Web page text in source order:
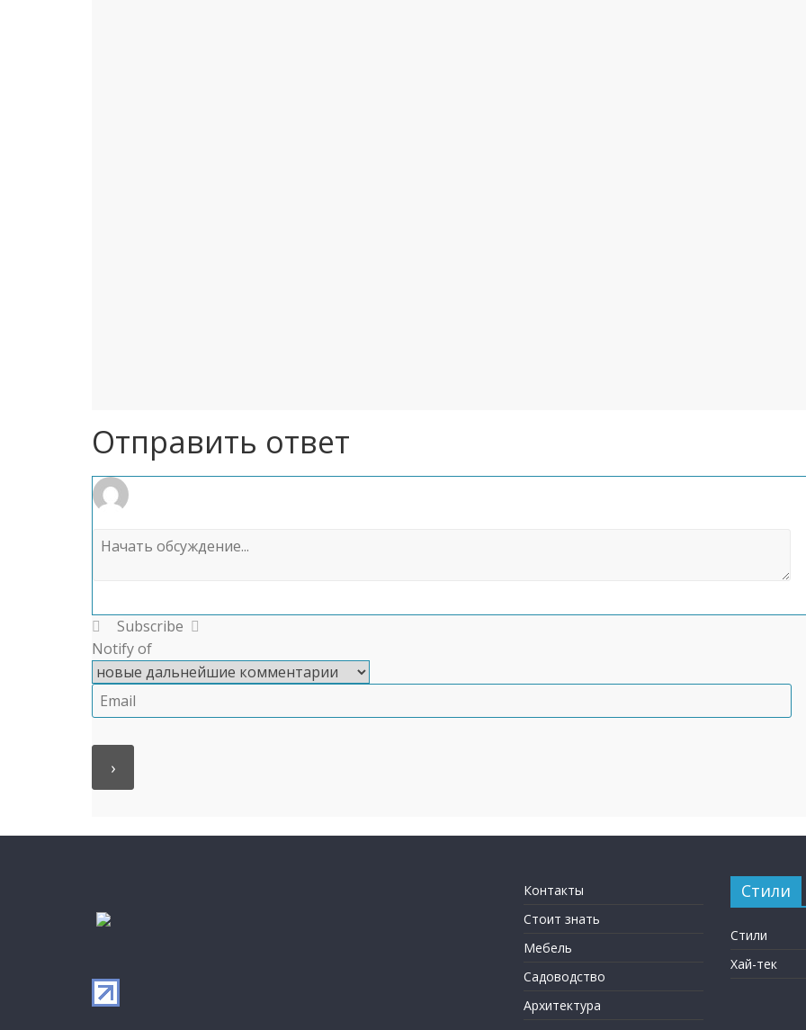
Отправить ответ
Subscribe
Notify of
Контакты
Стоит знать
Мебель
Садоводство
Архитектура
Стили
Стили
Хай-тек